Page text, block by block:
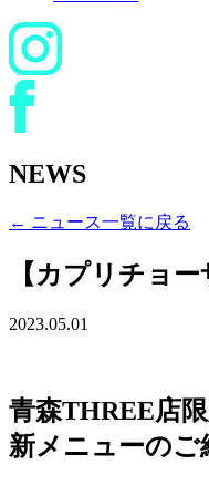
NEWS
← ニュース一覧に戻る
【カプリチョ
2023.05.01
青森THREE店
新メニューのご